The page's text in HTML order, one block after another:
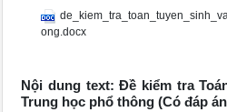
ong.docx
Nội dung text: Đề kiểm tra
Trung học phổ thông (Có đáp